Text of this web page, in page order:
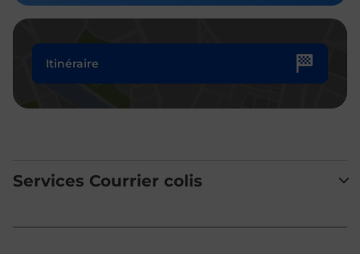
Itinéraire
Services Courrier colis